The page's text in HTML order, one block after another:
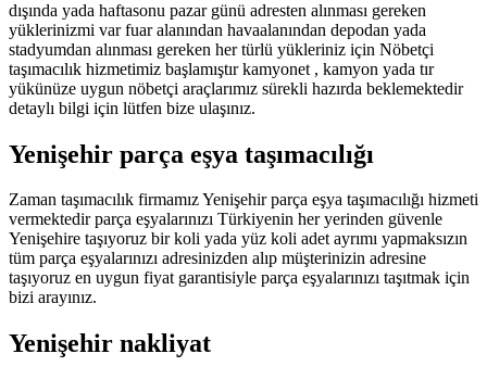
dışında yada haftasonu pazar günü adresten alınması gereken
yüklerinizmi var fuar alanından havaalanından depodan yada
stadyumdan alınması gereken her türlü yükleriniz için Nöbetçi
taşımacılık hizmetimiz başlamıştır kamyonet , kamyon yada tır
yükünüze uygun nöbetçi araçlarımız sürekli hazırda beklemektedir
detaylı bilgi için lütfen bize ulaşınız.
Yenişehir parça eşya taşımacılığı
Zaman taşımacılık firmamız Yenişehir parça eşya taşımacılığı hizmeti
vermektedir parça eşyalarınızı Türkiyenin her yerinden güvenle
Yenişehire taşıyoruz bir koli yada yüz koli adet ayrımı yapmaksızın
tüm parça eşyalarınızı adresinizden alıp müşterinizin adresine
taşıyoruz en uygun fiyat garantisiyle parça eşyalarınızı taşıtmak için
bizi arayınız.
Yenişehir nakliyat